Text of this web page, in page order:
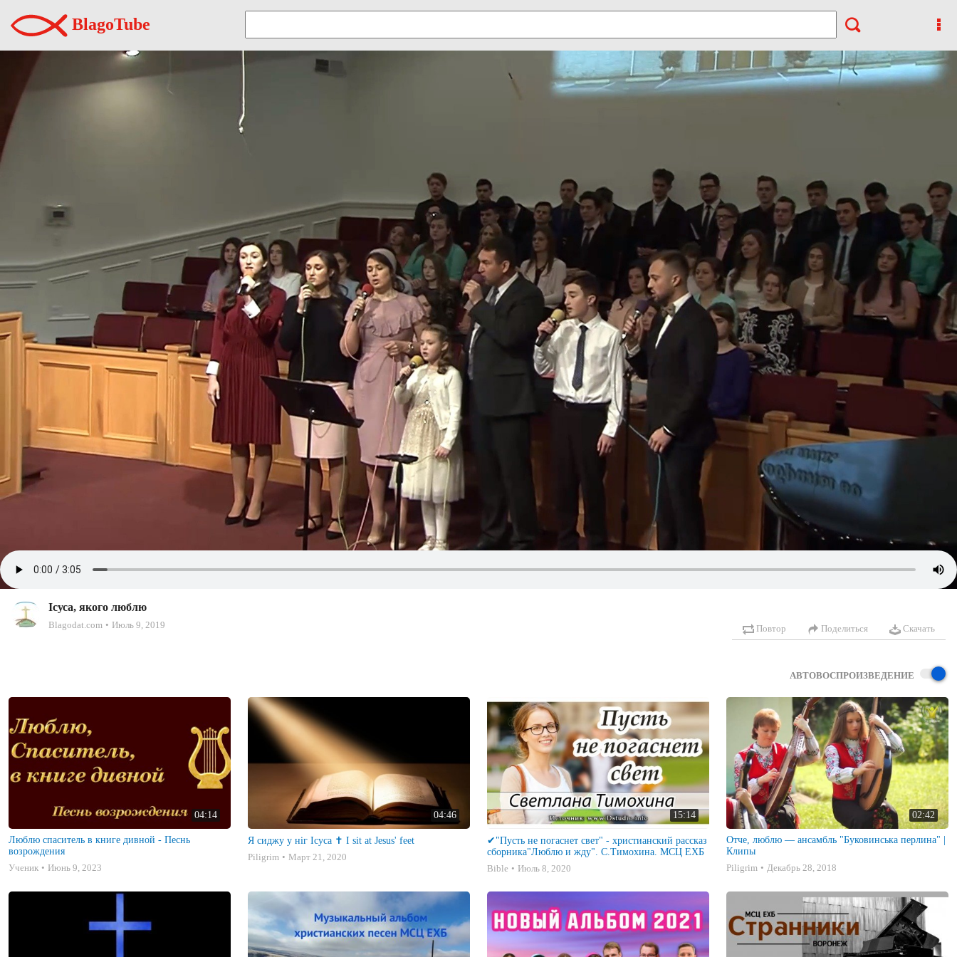
BlagoTube
Ісуса, якого люблю
Blagodat.com Июль 9, 2019 Повтор Поделиться Скачать
АВТОВОСПРОИЗВЕДЕНИЕ
04:14
Люблю спаситель в книге дивной - Песнь
возрождения
Ученик
Июнь 9, 2023
04:46
Я сиджу у ніг Ісуса ✝️ I sit at Jesus' feet
Piligrim
Март 21, 2020
15:14
✔"Пусть не погаснет свет" - христианский рассказ
сборника"Люблю и жду". С.Тимохина. МСЦ ЕХБ
Bible
Июль 8, 2020
02:42
Отче, люблю — ансамбль "Буковинська перлина" |
Клипы
Piligrim
Декабрь 28, 2018